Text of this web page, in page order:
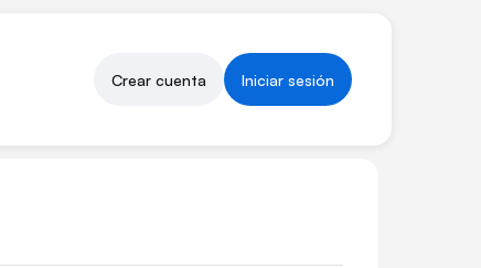
Crear cuenta Iniciar sesión